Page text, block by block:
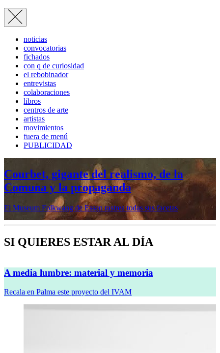
noticias
convocatorias
fichados
con q de curiosidad
el rebobinador
entrevistas
colaboraciones
libros
centros de arte
artistas
movimientos
fuera de menú
PUBLICIDAD
Mujeres prerrafaelitas, psiquiatría en la
vanguardia, Minor White o Dana
Lixenberg, en otoño en la Fundación
MAPFRE
Veremos cinco muestras en sus sedes de Madrid y Barcelona
SI QUIERES ESTAR AL DÍA
A media lumbre: material y memoria